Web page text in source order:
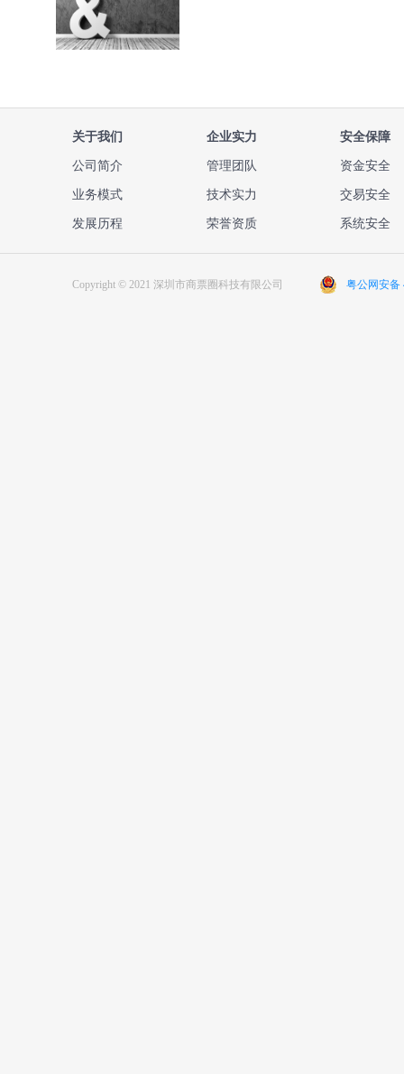
关于我们
公司简介
业务模式
发展历程
企业实力
管理团队
技术实力
荣誉资质
安全保障
资金安全
交易安全
系统安全
Copyright © 2021 深圳市商票圈科技有限公司 粤公网安备